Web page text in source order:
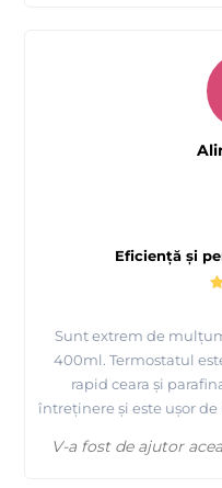
Eficiență și
Sunt extrem de
400ml. Termostatul
rapid ceara și
întreținere și este ușor
V-a fost de ajutor